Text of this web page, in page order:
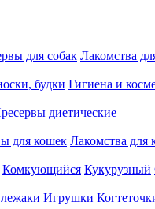
для собак Лакомства
будки Гигиена и
диетические
для кошек Лакомства для
Комкующийся Кукурузный
Игрушки